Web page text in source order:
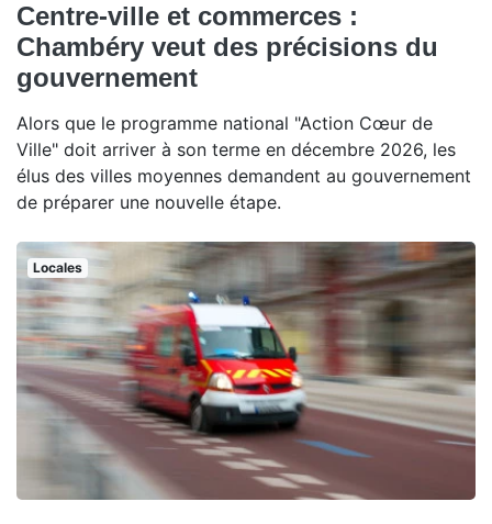
Centre-ville et commerces :
Chambéry veut des précisions du
gouvernement
Alors que le programme national "Action Cœur de
Ville" doit arriver à son terme en décembre 2026, les
élus des villes moyennes demandent au gouvernement
de préparer une nouvelle étape.
Locales